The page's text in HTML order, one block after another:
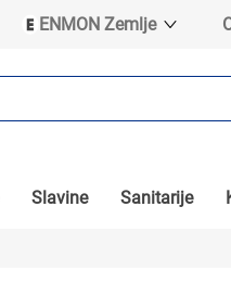
ENMON Zemlje
ENMON BIH
ENMON MKD
Slavine Sanitarije